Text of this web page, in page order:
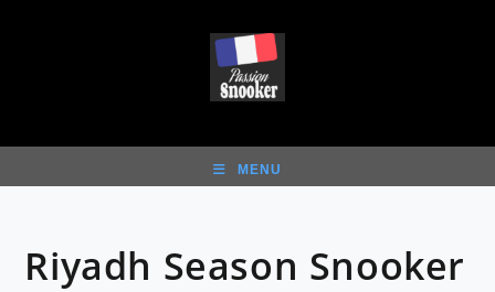
MENU
Riyadh Season Snooker